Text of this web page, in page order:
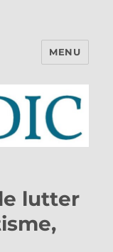
MENU
lutter